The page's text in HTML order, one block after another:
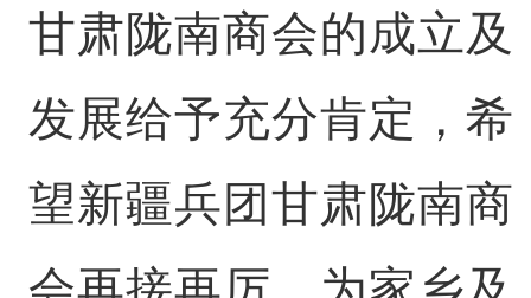
甘肃陇南商会的成立及
发展给予充分肯定，希
望新疆兵团甘肃陇南商